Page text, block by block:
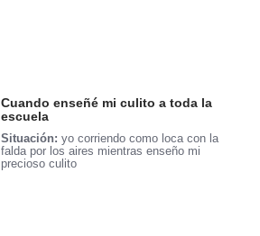
Cuando enseñé mi culito a toda la
escuela
Situación: yo corriendo como loca con la
falda por los aires mientras enseño mi
precioso culito